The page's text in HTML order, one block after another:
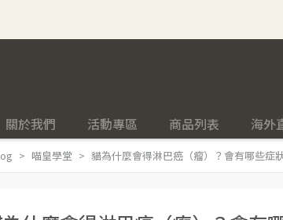
關於我們 活動專區 商品列表 海外
喵皇學堂 貓為什麼會得淋巴癌（瘤）？會有哪些症